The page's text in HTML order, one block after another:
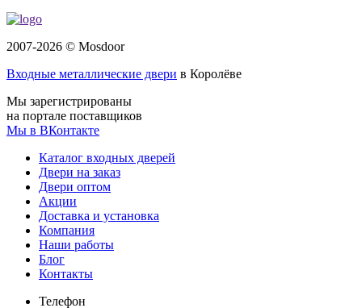
2007-2026 © Mosdoor
Входные металлические двери в Королёве
Мы зарегистрированы
на портале поставщиков
Мы в ВКонтакте
Каталог входных дверей
Двери на заказ
Двери оптом
Акции
Доставка и установка
Компания
Наши работы
Блог
Контакты
Телефон